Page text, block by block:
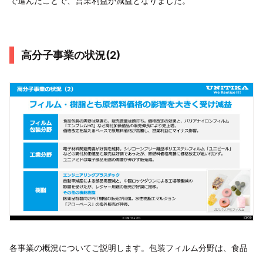
高分子事業の状況(2)
各事業の概況についてご説明します。包装フィルム分野は、食品